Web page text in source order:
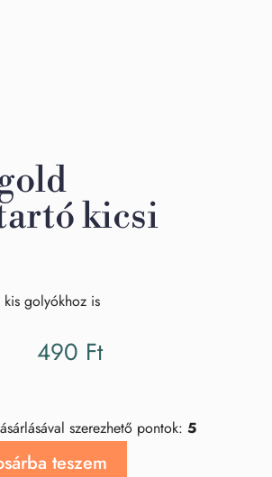
kicsi
golyókhoz is
490 Ft
szerezhető pontok: 5
teszem